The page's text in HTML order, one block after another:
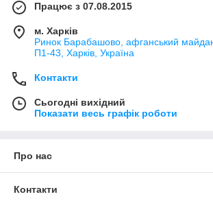
Працює з 07.08.2015
м. Харків
Ринок Барабашово, афганський
П1-43, Харків, Україна
Контакти
Сьогодні вихідний
Показати весь графік роботи
Про нас
Контакти